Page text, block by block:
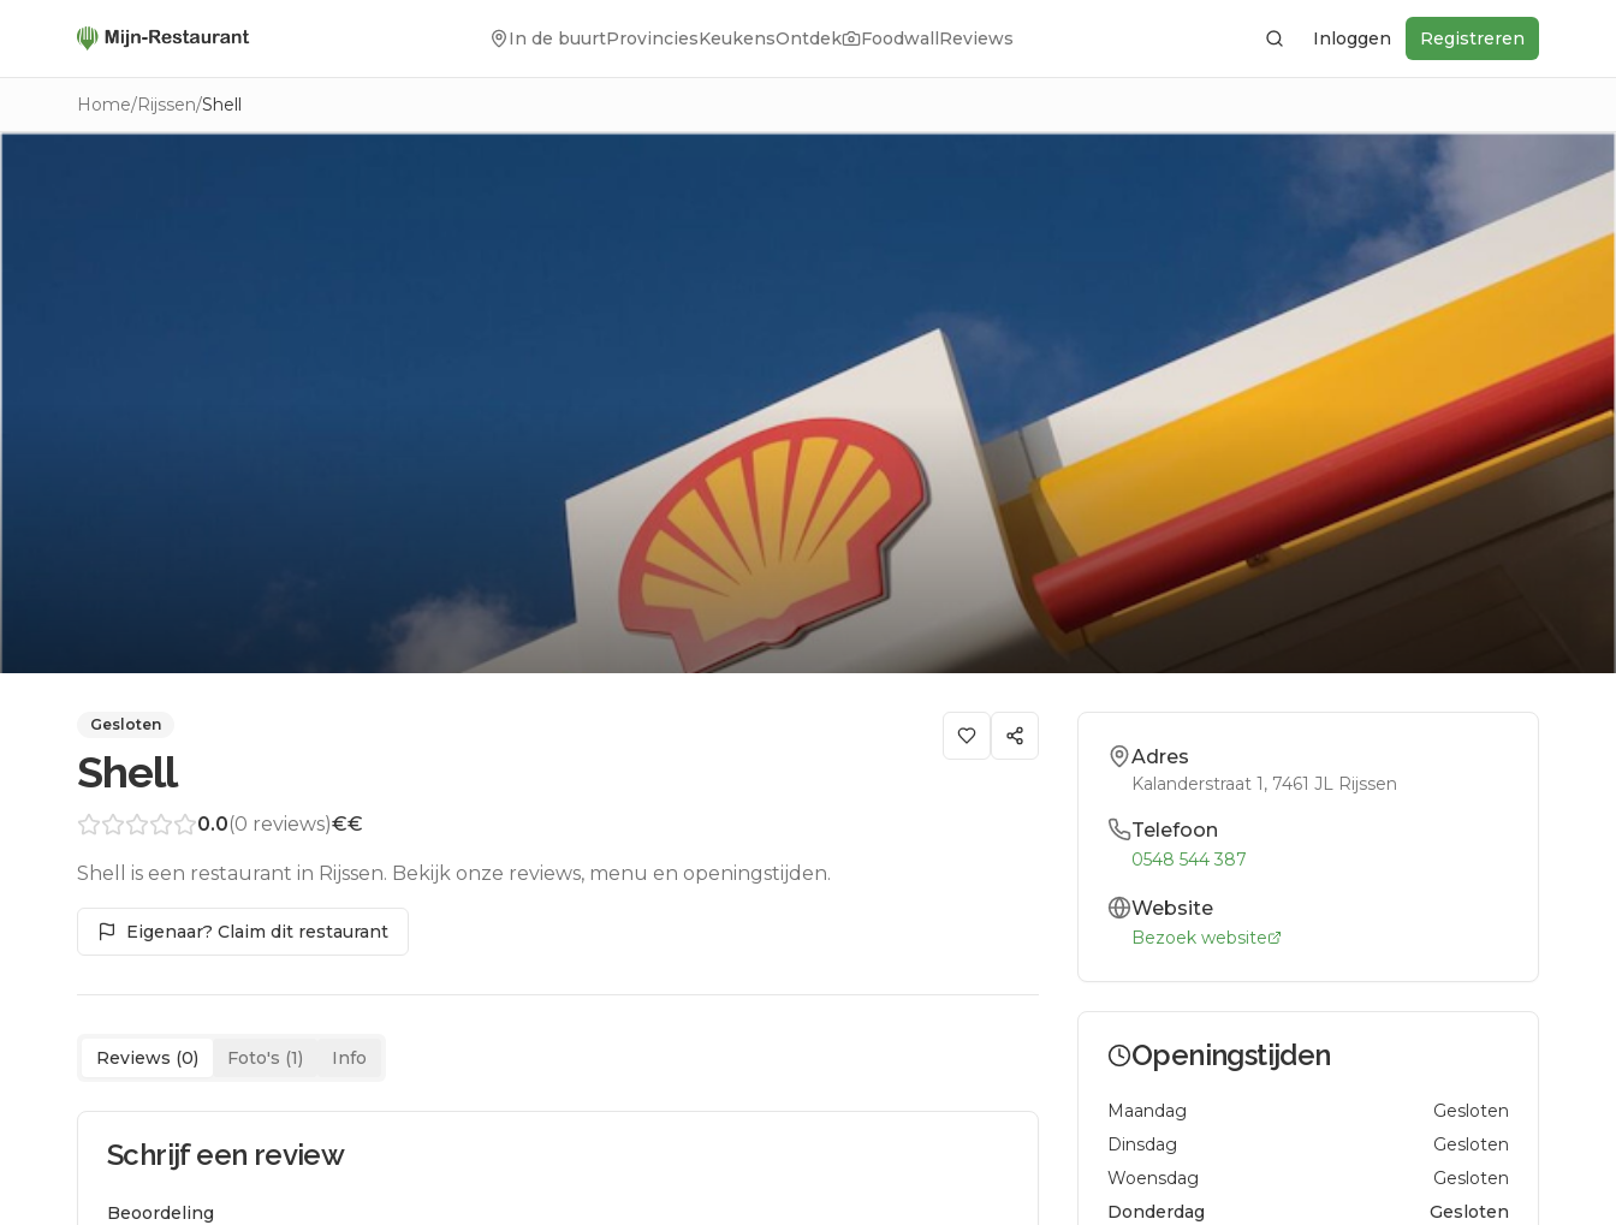
In de buurtProvinciesKeukensOntdek FoodwallReviews ZoekenInloggen Registreren
Home/Rijssen/Shell
Gesloten
Shell
0.0(0 reviews)€€
Shell is een restaurant in Rijssen. Bekijk onze reviews, menu en openingstijden.
Eigenaar? Claim dit restaurant
Reviews (0) Foto's (1) Info
Schrijf een review
Beoordeling
Adres
Kalanderstraat 1, 7461 JL Rijssen
Telefoon
0548 544 387
Website
Bezoek website
Openingstijden
Maandag
Gesloten
Dinsdag
Gesloten
Woensdag
Gesloten
Donderdag
Gesloten